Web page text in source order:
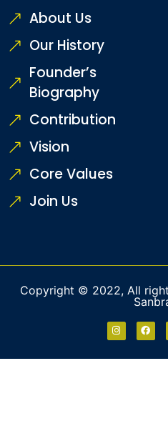
About Us
Our History
Founder’s
Biography
Contribution
Vision
Core Values
Join Us
Copyright © 2022, All